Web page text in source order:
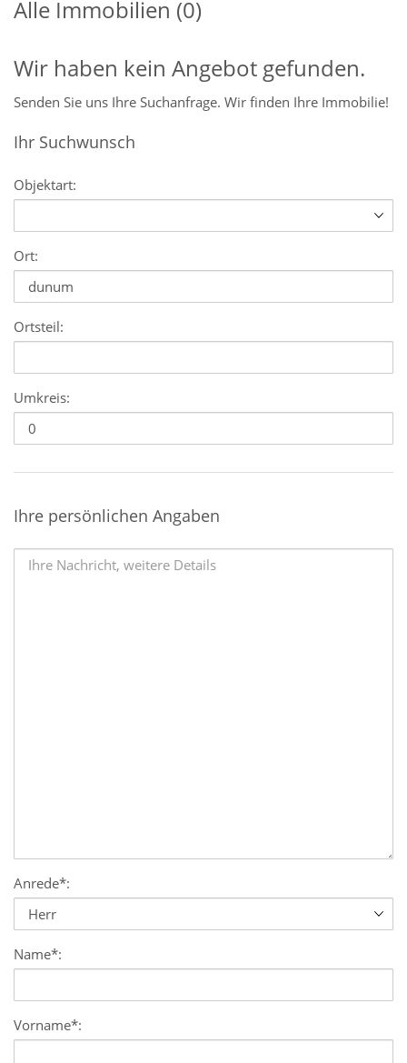
Alle Immobilien (0)
Wir haben kein Angebot gefunden.
Senden Sie uns Ihre Suchanfrage. Wir finden Ihre Immobilie!
Ihr Suchwunsch
Objektart:
Ort:
Ortsteil:
Umkreis:
Ihre persönlichen Angaben
Anrede*:
Name*:
Vorname*: